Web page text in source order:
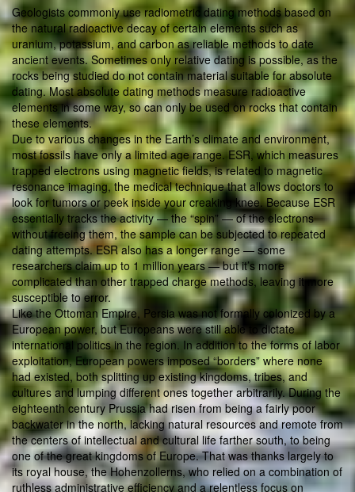
Geologists commonly use radiometric dating methods based on
the natural radioactive decay of certain elements such as
uranium, potassium, and carbon as reliable methods to date
ancient events. Sometimes only relative dating is possible, as the
rocks being studied do not contain material suitable for absolute
dating. Most absolute dating methods measure radioactive
elements in some way, so can only be used on rocks that contain
these elements.
Due to various changes in the Earth’s climate and environment,
most fossils have only a limited age range. ESR, which measures
trapped electrons using magnetic fields, is related to magnetic
resonance imaging, the medical technique that allows doctors to
look for tumors or peek inside your creaking knee. Because ESR
essentially tracks the activity — the “spin” — of the electrons
without freeing them, the sample can be subjected to repeated
dating attempts. ESR also has a longer range — some
researchers claim up to 1 million years — but it’s more
complicated than other trapped charge methods, leaving it more
susceptible to error.
Like the Ottoman Empire, Persia was not formally colonized by a
European power, but Europeans were still able to dictate
international politics in the region. In addition to the forms of labor
exploitation, European powers imposed “borders” where none
had existed, both splitting up existing kingdoms, tribes, and
cultures and lumping different ones together arbitrarily. During the
eighteenth century Prussia had risen from being a fairly poor
backwater in the north, lacking natural resources and remote from
the centers of intellectual and cultural life farther south, to being
one of the great kingdoms of Europe. That was thanks largely to
its royal house, the Hohenzollerns, who relied on a combination of
ruthless administrative efficiency and a relentless focus on